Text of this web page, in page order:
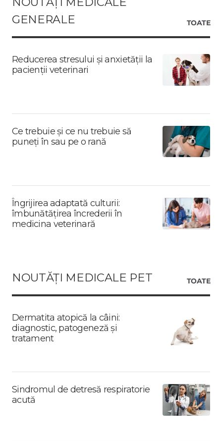
GENERALE
TOATE
Reducerea stresului și anxietății la
pacienții veterinari
Ce trebuie și ce nu trebuie să
puneți în sau pe o rană
Îngrijirea adaptată culturii:
îmbunătățirea încrederii în
medicina veterinară
NOUTĂȚI MEDICALE PET TOATE
Dermatita atopică la câini:
diagnostic, patogeneză și
tratament
Sindromul de detresă respiratorie
acută